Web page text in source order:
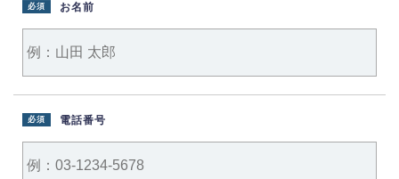
お名前
必須
電話番号
必須